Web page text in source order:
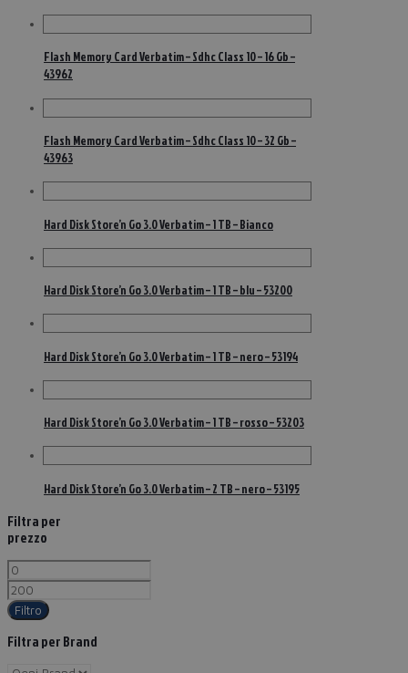
Flash Memory Card Verbatim – Sdhc Class 10 – 16 Gb –
43962
Flash Memory Card Verbatim – Sdhc Class 10 – 32 Gb –
43963
Hard Disk Store’n Go 3.0 Verbatim – 1 TB – Bianco
Hard Disk Store’n Go 3.0 Verbatim – 1 TB – blu – 53200
Hard Disk Store’n Go 3.0 Verbatim – 1 TB – nero – 53194
Hard Disk Store’n Go 3.0 Verbatim – 1 TB – rosso – 53203
Hard Disk Store’n Go 3.0 Verbatim – 2 TB – nero – 53195
Filtra per
prezzo
Filtro
Filtra per Brand